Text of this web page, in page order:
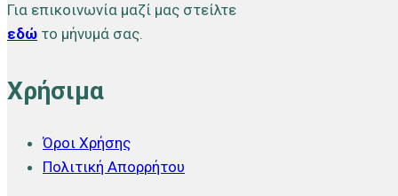
Για επικοινωνία μαζί μας στείλτε
εδώ το μήνυμά σας.
Χρήσιμα
Όροι Χρήσης
Πολιτική Απορρήτου